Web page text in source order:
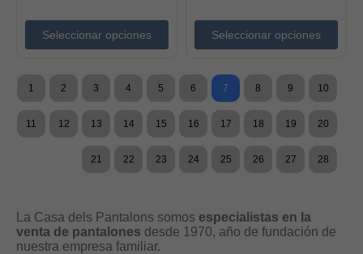
Seleccionar opciones Seleccionar opciones
1 2 3 4 5 6 7 8 9 10
11 12 13 14 15 16 17 18 19 20
21 22 23 24 25 26 27 28
La Casa dels Pantalons somos especialistas en la
venta de pantalones desde 1970, año de fundación de
nuestra empresa familiar.